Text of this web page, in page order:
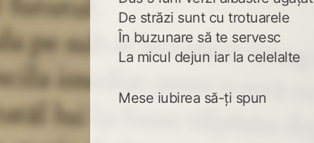
De străzi sunt cu trotuarele
În buzunare să te servesc
La micul dejun iar la celelalte
Mese iubirea să-ți spun